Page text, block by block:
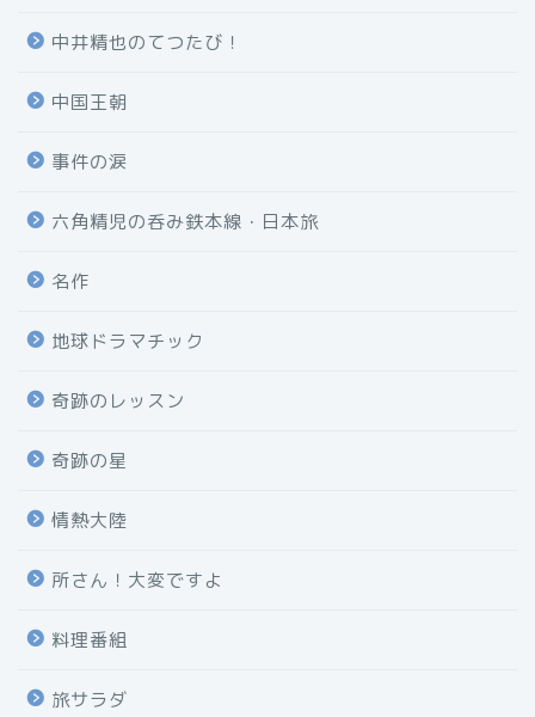
中井精也のてつたび！
中国王朝
事件の涙
六角精児の呑み鉄本線・日本旅
名作
地球ドラマチック
奇跡のレッスン
奇跡の星
情熱大陸
所さん！大変ですよ
料理番組
旅サラダ